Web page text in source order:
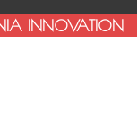
INNOVATION